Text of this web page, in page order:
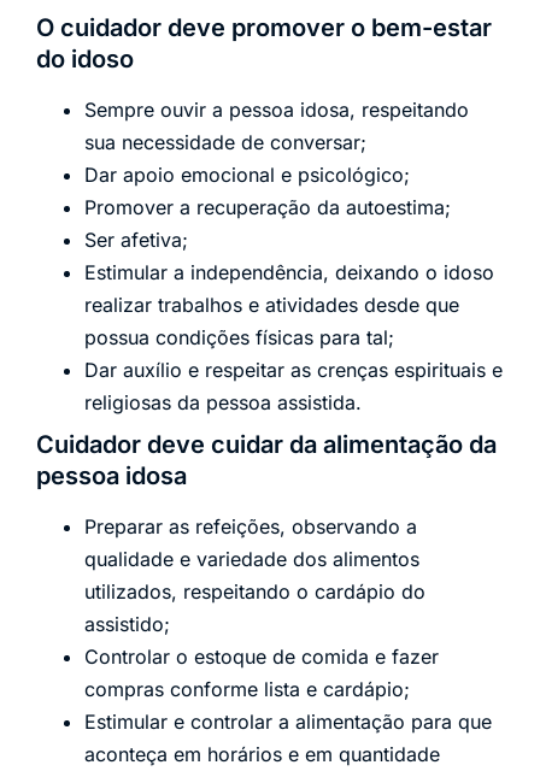
O cuidador deve promover o bem-estar
do idoso
Sempre ouvir a pessoa idosa, respeitando
sua necessidade de conversar;
Dar apoio emocional e psicológico;
Promover a recuperação da autoestima;
Ser afetiva;
Estimular a independência, deixando o idoso
realizar trabalhos e atividades desde que
possua condições físicas para tal;
Dar auxílio e respeitar as crenças espirituais e
religiosas da pessoa assistida.
Cuidador deve cuidar da alimentação da
pessoa idosa
Preparar as refeições, observando a
qualidade e variedade dos alimentos
utilizados, respeitando o cardápio do
assistido;
Controlar o estoque de comida e fazer
compras conforme lista e cardápio;
Estimular e controlar a alimentação para que
aconteça em horários e em quantidade